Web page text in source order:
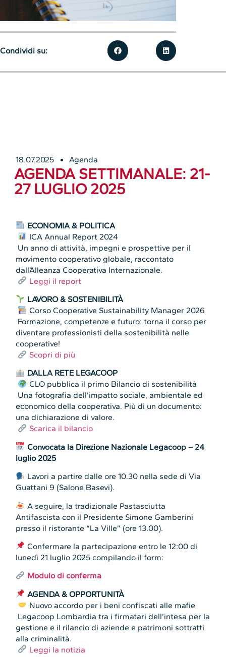
18.07.2025 Agenda
AGENDA SETTIMANALE: 21-
27 LUGLIO 2025
ECONOMIA & POLITICA
ICA Annual Report 2024
Un anno di attività, impegni e prospettive per il
movimento cooperativo globale, raccontato
dall’Alleanza Cooperativa Internazionale.
Leggi il report
LAVORO & SOSTENIBILITÀ
Corso Cooperative Sustainability Manager 2026
Formazione, competenze e futuro: torna il corso per
diventare professionisti della sostenibilità nelle
cooperative!
Scopri di più
DALLA RETE LEGACOOP
CLO pubblica il primo Bilancio di sostenibilità
Una fotografia dell’impatto sociale, ambientale ed
economico della cooperativa. Più di un documento:
una dichiarazione di valore.
Scarica il bilancio
Convocata la Direzione Nazionale Legacoop – 24
luglio 2025
Lavori a partire dalle ore 10.30 nella sede di Via
Guattani 9 (Salone Basevi).
A seguire, la tradizionale Pastasciutta
Antifascista con il Presidente Simone Gamberini
presso il ristorante “La Ville” (ore 13.00).
Confermare la partecipazione entro le 12:00 di
lunedì 21 luglio 2025 compilando il form:
Modulo di conferma
AGENDA & OPPORTUNITÀ
Nuovo accordo per i beni confiscati alle mafie
Legacoop Lombardia tra i firmatari dell’intesa per la
gestione e il rilancio di aziende e patrimoni sottratti
alla criminalità.
Leggi la notizia
Condividi su: